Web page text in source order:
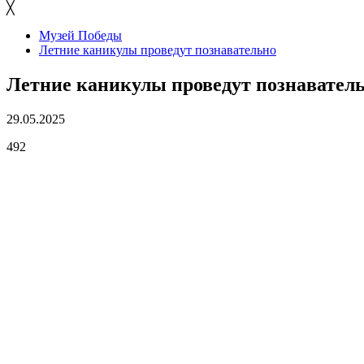
╳
Музей Победы
Летние каникулы проведут познавательно
Летние каникулы проведут
29.05.2025
492